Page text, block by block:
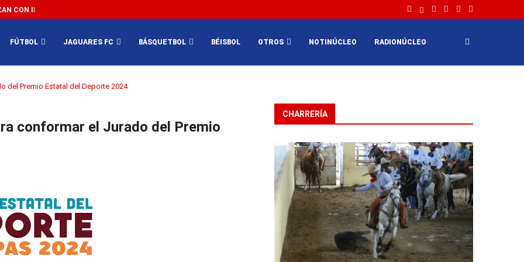
CON IMPEDIR EL MÉXICO VS SUDÁFRICA...
FÚTBOL JAGUARES FC BÁSQUETBOL BÉISBOL OTROS NOTINÚCLEO RADIONÚCLEO
del Premio Estatal del Deporte 2024
conformar el Jurado del Premio
CHARRERÍA